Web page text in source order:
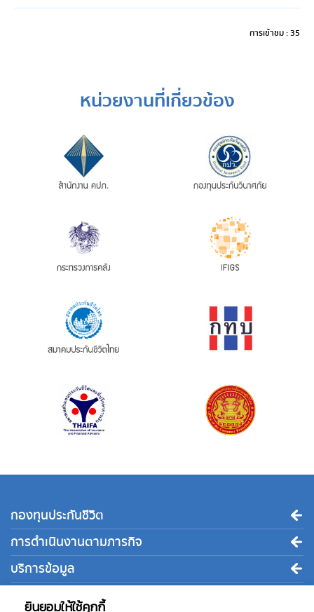
การเข้าชม : 35
หน่วยงานที่เกี่ยวข้อง
ยินยอมให้ใช้คุกกี้
กองทุนประกันชีวิต
การดำเนินงานตามภารกิจ
บริการข้อมูล